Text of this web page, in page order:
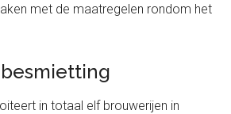
met de maatregelen rondom het
in totaal elf brouwerijen in